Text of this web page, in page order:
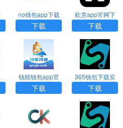
no钱包app下载
下载
欧意app官网下
载
下载
钱能钱包app官
方网站入口下载
下载
365钱包下载安
卓版
下载